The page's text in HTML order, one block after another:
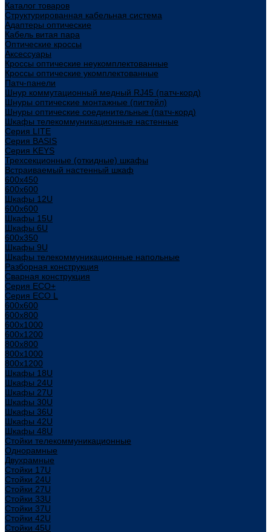
Каталог товаров
Структурированная кабельная система
Адаптеры оптические
Кабель витая пара
Оптические кроссы
Аксессуары
Кроссы оптические неукомплектованные
Кроссы оптические укомплектованные
Патч-панели
Шнур коммутационный медный RJ45 (патч-корд)
Шнуры оптические монтажные (пигтейл)
Шнуры оптические соединительные (патч-корд)
Шкафы телекоммуникационные настенные
Cерия LITE
Cерия BASIS
Cерия KEYS
Трехсекционные (откидные) шкафы
Встраиваемый настенный шкаф
600x450
600x600
Шкафы 12U
600x600
Шкафы 15U
Шкафы 6U
600x350
Шкафы 9U
Шкафы телекоммуникационные напольные
Разборная конструкция
Сварная конструкция
Серия ECO+
Серия ECO L
600x600
600x800
600х1000
600х1200
800x800
800х1000
800х1200
Шкафы 18U
Шкафы 24U
Шкафы 27U
Шкафы 30U
Шкафы 36U
Шкафы 42U
Шкафы 48U
Стойки телекоммуникационные
Однорамные
Двухрамные
Стойки 17U
Стойки 24U
Стойки 27U
Стойки 33U
Стойки 37U
Стойки 42U
Стойки 45U